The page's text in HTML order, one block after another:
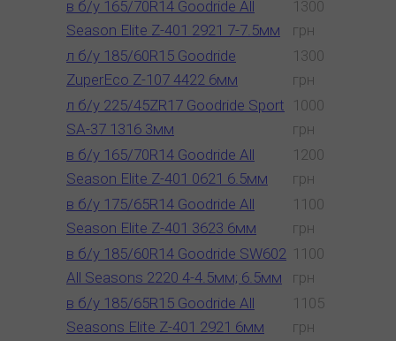
в б/у 165/70R14 Goodride All
Season Elite Z-401 2921 7-7.5мм
1300
грн
л б/у 185/60R15 Goodride
ZuperEco Z-107 4422 6мм
1300
грн
л б/у 225/45ZR17 Goodride Sport
SA-37 1316 3мм
1000
грн
в б/у 165/70R14 Goodride All
Season Elite Z-401 0621 6.5мм
1200
грн
в б/у 175/65R14 Goodride All
Season Elite Z-401 3623 6мм
1100
грн
в б/у 185/60R14 Goodride SW602
All Seasons 2220 4-4.5мм; 6.5мм
1100
грн
в б/у 185/65R15 Goodride All
Seasons Elite Z-401 2921 6мм
1105
грн